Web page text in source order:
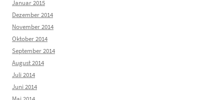
Januar 2015
Dezember 2014
November 2014
Oktober 2014
September 2014
August 2014
Juli 2014
Juni 2014